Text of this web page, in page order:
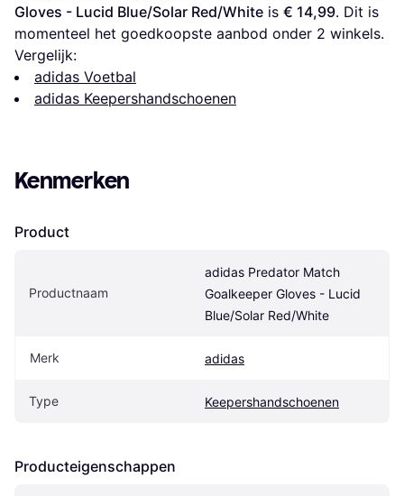
Gloves - Lucid Blue/Solar Red/White is € 14,99. Dit is
momenteel het goedkoopste aanbod onder 2 winkels.
Vergelijk:
adidas Voetbal
adidas Keepershandschoenen
Kenmerken
Product
Productnaam
adidas Predator Match
Goalkeeper Gloves - Lucid
Blue/Solar Red/White
Merk adidas
Type Keepershandschoenen
Producteigenschappen